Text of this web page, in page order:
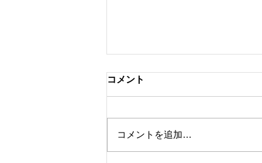
コメント
コメントを追加…